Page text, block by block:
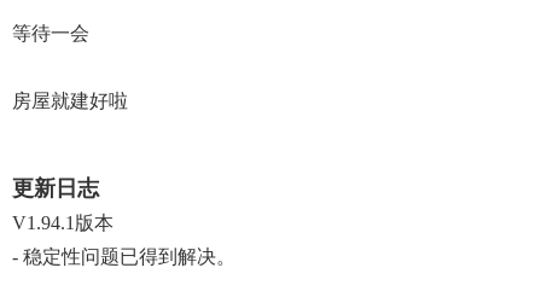
等待一会
房屋就建好啦
更新日志
V1.94.1版本
- 稳定性问题已得到解决。